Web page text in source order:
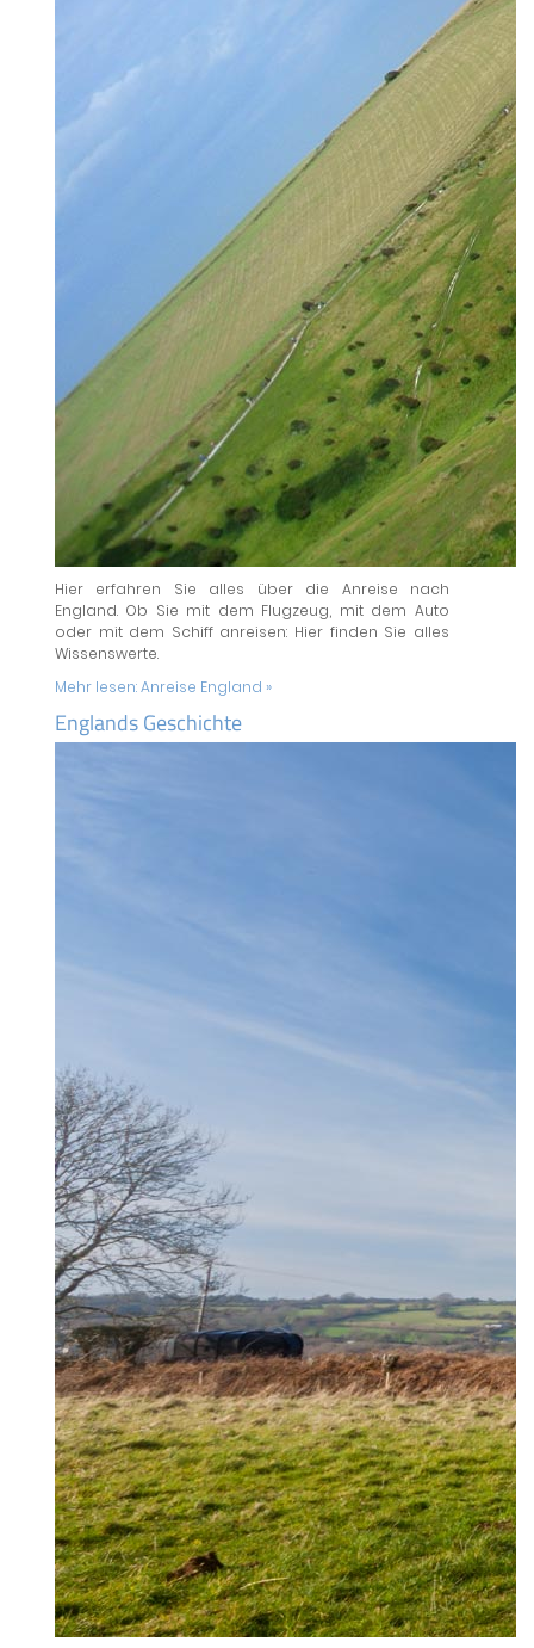
Hier erfahren Sie alles über die Anreise nach
England. Ob Sie mit dem Flugzeug, mit dem Auto
oder mit dem Schiff anreisen: Hier finden Sie alles
Wissenswerte.
Mehr lesen:Anreise England »
Englands Geschichte